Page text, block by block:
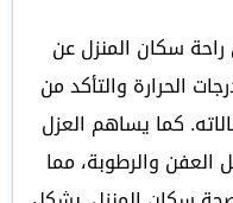
سكان المنزل عن
الحرارة والتأكد من
كما يساهم العزل
والرطوبة، مما